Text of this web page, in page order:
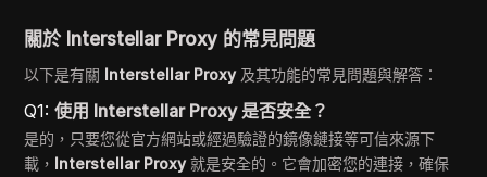
關於 Interstellar Proxy 的常見問題
以下是有關 Interstellar Proxy及其功能的常見問題與解答：
Q1:使用 Interstellar Proxy 是否安全？
是的，只要您從官方網站或經過驗證的鏡像鏈接等可信來源下
載， Interstellar Proxy就是安全的。它會加密您的連接，確保